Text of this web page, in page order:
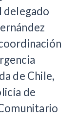
delegado
de Chile,
de